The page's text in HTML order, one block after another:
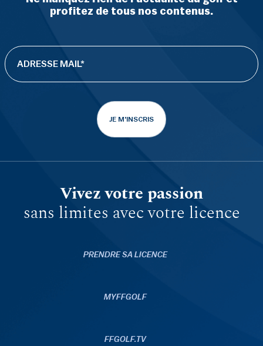
profitez de tous nos contenus.
JE M'INSCRIS
Vivez votre passion
sans limites avec votre licence
PRENDRE SA LICENCE
MYFFGOLF
FFGOLF.TV